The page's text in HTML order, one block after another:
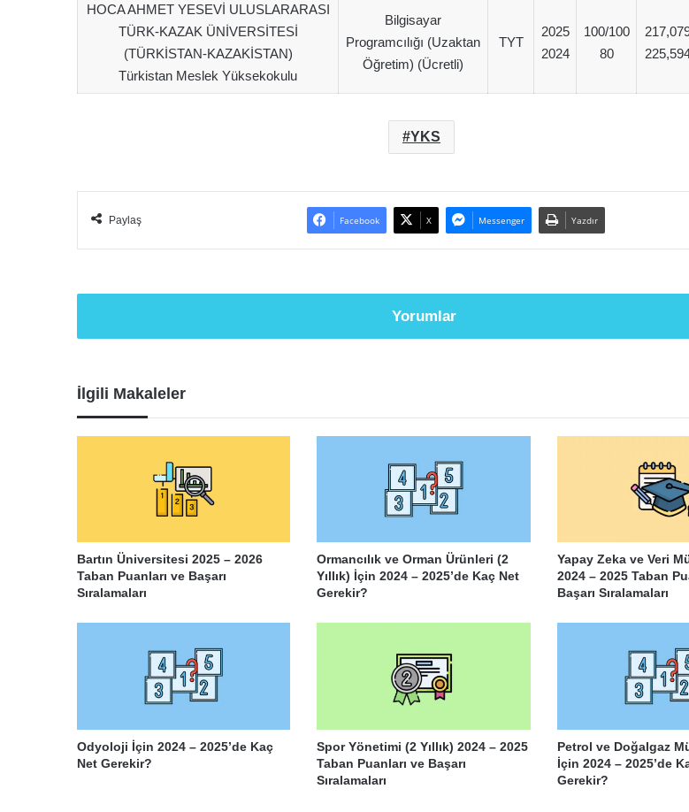
HOCA AHMET YESEVİ ULUSLARARASI
TÜRK-KAZAK ÜNİVERSİTESİ
(TÜRKİSTAN-KAZAKİSTAN)
Türkistan Meslek Yüksekokulu
Bilgisayar
Programcılığı (Uzaktan
Öğretim) (Ücretli)
TYT
2025
2024
100/100
80
YKS
Paylaş Facebook X Messenger Yazdır
Yorumlar
İlgili Makaleler
Bartın Üniversitesi 2025 – 2026
Taban Puanları ve Başarı
Sıralamaları
Ormancılık ve Orman Ürünleri (2
Yıllık) İçin 2024 – 2025’de Kaç Net
Gerekir?
Yapay Zeka ve Veri
2024 – 2025 Taban
Başarı Sıralamaları
Odyoloji İçin 2024 – 2025’de Kaç
Net Gerekir?
Spor Yönetimi (2 Yıllık) 2024 – 2025
Taban Puanları ve Başarı
Sıralamaları
Petrol ve Doğalgaz
İçin 2024 – 2025’de
Gerekir?